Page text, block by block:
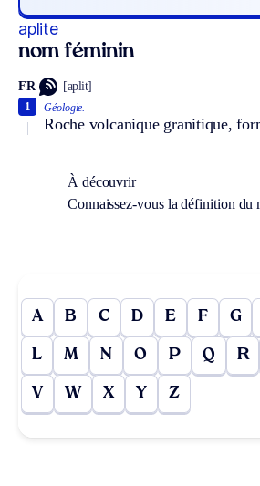
aplite
nom féminin
FR [aplit]
Géologie.
Roche volcanique granitique,
1
À découvrir
Connaissez-vous la définition du
A B C D E F G
L M N O P Q R
V W X Y Z